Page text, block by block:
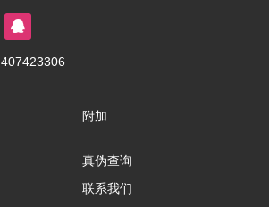
407423306
附加
真伪查询
联系我们